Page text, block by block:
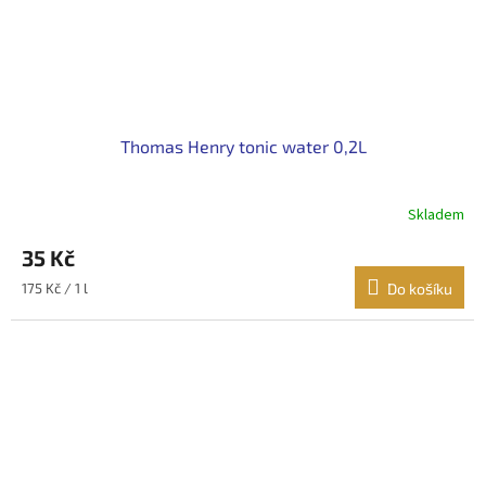
Thomas Henry tonic water 0,2L
Skladem
35 Kč
Měrná
175 Kč / 1 l Do košíku